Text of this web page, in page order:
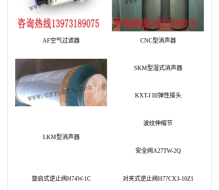
AF空气过滤器 CNC型消声器
LKM型消声器